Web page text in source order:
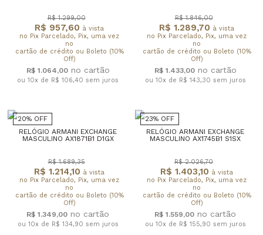
R$ 957,60 à vista
no Pix Parcelado, Pix, uma vez
no
cartão de crédito ou Boleto (10%
Off)
R$ 1.299,00
R$ 1.064,00
ou 10x de R$ 106,40 sem juros
R$ 1.289,70 à vista
no Pix Parcelado, Pix, uma vez
no
cartão de crédito ou Boleto (10%
Off)
R$ 1.846,00
R$ 1.433,00
ou 10x de R$ 143,30 sem juros
20% OFF
RELÓGIO ARMANI EXCHANGE
MASCULINO AX1871B1 D1GX
R$ 1.214,10 à vista
no Pix Parcelado, Pix, uma vez
no
cartão de crédito ou Boleto (10%
Off)
R$ 1.689,35
R$ 1.349,00
ou 10x de R$ 134,90 sem juros
23% OFF
RELÓGIO ARMANI EXCHANGE
MASCULINO AX1745B1 S1SX
R$ 1.403,10 à vista
no Pix Parcelado, Pix, uma vez
no
cartão de crédito ou Boleto (10%
Off)
R$ 2.026,70
R$ 1.559,00
ou 10x de R$ 155,90 sem juros